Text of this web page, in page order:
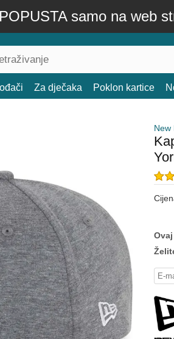
samo na web
Za dječaka Poklon kartice
New